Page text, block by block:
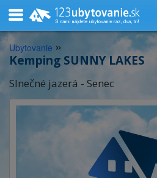
Ubytovanie »
Kemping SUNNY LAKES
Slnečné jazerá - Senec